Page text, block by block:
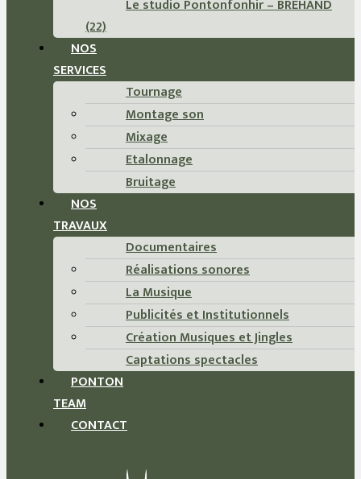
Le studio Pontonfonhir – BREHAND
(22)
NOS
SERVICES
Tournage
Montage son
Mixage
Etalonnage
Bruitage
NOS
TRAVAUX
Documentaires
Réalisations sonores
La Musique
Publicités et Institutionnels
Création Musiques et Jingles
Captations spectacles
PONTON
TEAM
CONTACT